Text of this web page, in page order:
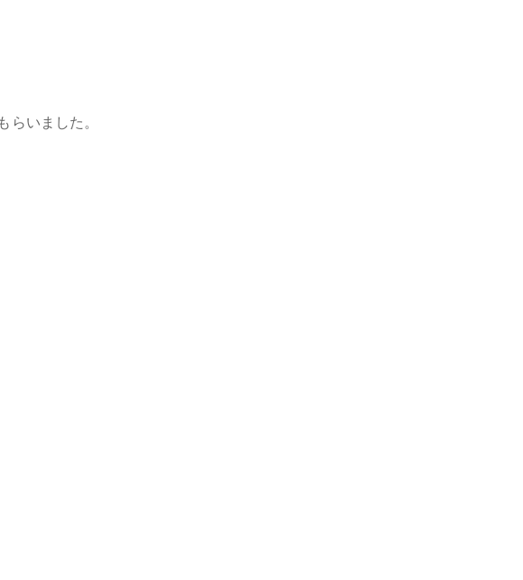
らいました。